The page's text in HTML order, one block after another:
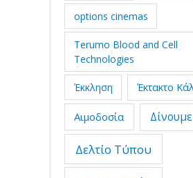
options cinemas
Terumo Blood and Cell
Technologies
Έκκληση Έκτακτο
Αιμοδοσία
Δελτίο Τύπου